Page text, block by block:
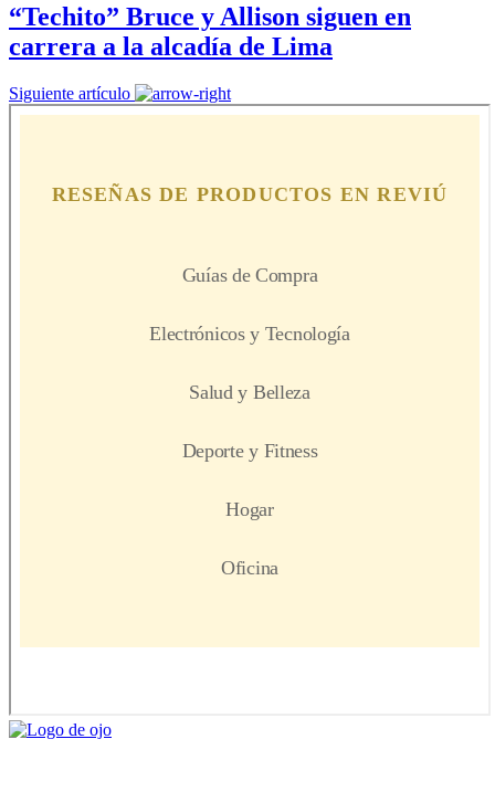
“Techito” Bruce y Allison siguen en
carrera a la alcadía de Lima
Siguiente artículo